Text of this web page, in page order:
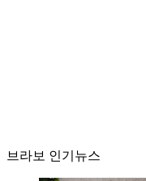
브라보 인기뉴스